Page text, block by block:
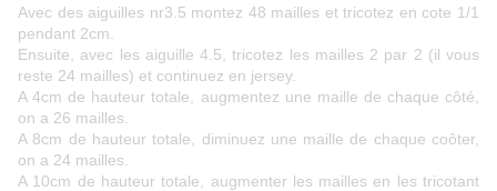
Avec des aiguilles nr3.5 montez 48 mailles et tricotez en cote 1/1
pendant 2cm.
Ensuite, avec les aiguille 4.5, tricotez les mailles 2 par 2 (il vous
reste 24 mailles) et continuez en jersey.
A 4cm de hauteur totale, augmentez une maille de chaque côté,
on a 26 mailles.
A 8cm de hauteur totale, diminuez une maille de chaque coôter,
on a 24 mailles.
A 10cm de hauteur totale, augmenter les mailles en les tricotant